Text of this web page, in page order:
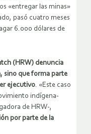
«entregar las minas»
pasó cuatro meses
6.000 dólares de
(HRW) denuncia
sino que forma parte
ejecutivo. «Este caso
indígena-
de HRW-,
por parte de la